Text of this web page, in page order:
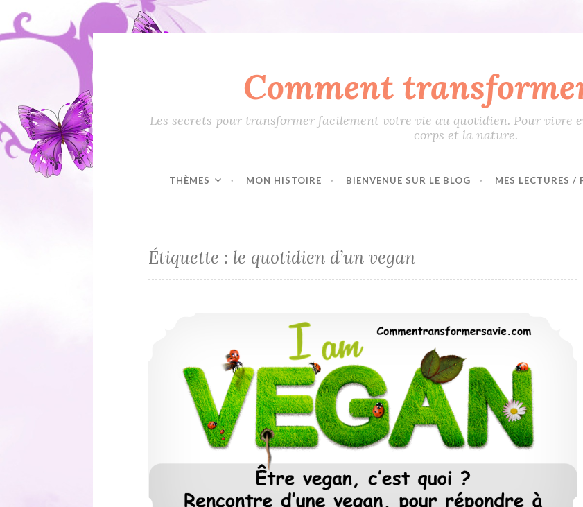
principal
Comment
Les secrets pour transformer facilement votre vie au quotidien. Pour vivre
corps et la nature.
THÈMES MON HISTOIRE BIENVENUE SUR LE BLOG MES LECTURES /
Étiquette : le quotidien d’un vegan